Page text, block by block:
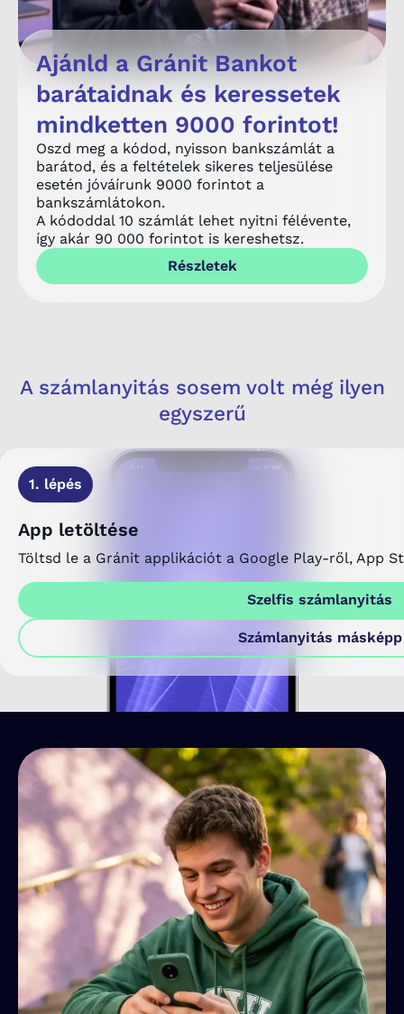
Ajánld a Gránit Bankot
barátaidnak és keressetek
mindketten 9000 forintot!
Oszd meg a kódod, nyisson bankszámlát a
barátod, és a feltételek sikeres teljesülése
esetén jóváírunk 9000 forintot a
bankszámlátokon.
A kódoddal 10 számlát lehet nyitni félévente,
így akár 90 000 forintot is kereshetsz.
Részletek
A számlanyitás sosem volt még ilyen
egyszerű
1. lépés
App letöltése
Töltsd le a Gránit applikációt a Google Play-ről, App
Szelfis számlanyitás
Számlanyitás másképp